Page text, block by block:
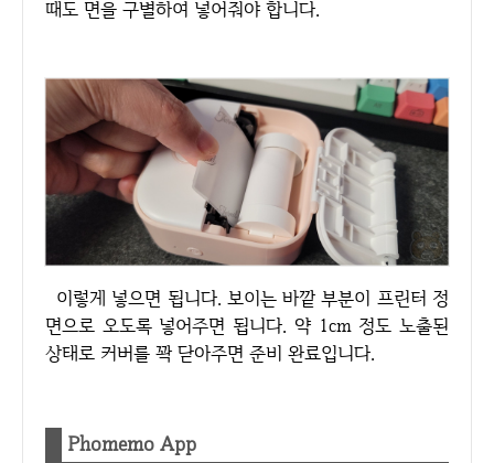
때도 면을 구별하여 넣어줘야 합니다.
이렇게 넣으면 됩니다. 보이는 바깥 부분이 프린터 정
면으로 오도록 넣어주면 됩니다. 약 1cm 정도 노출된
상태로 커버를 꽉 닫아주면 준비 완료입니다.
Phomemo App